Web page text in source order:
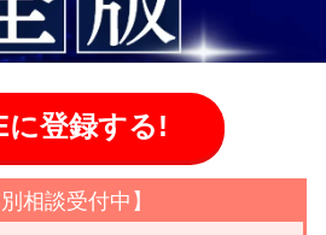
に登録する!
別相談受付中】